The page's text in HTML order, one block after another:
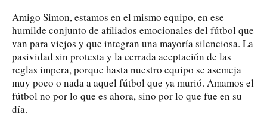
Amigo Simon, estamos en el mismo equipo, en ese
humilde conjunto de afiliados emocionales del fútbol que
van para viejos y que integran una mayoría silenciosa. La
pasividad sin protesta y la cerrada aceptación de las
reglas impera, porque hasta nuestro equipo se asemeja
muy poco o nada a aquel fútbol que ya murió. Amamos el
fútbol no por lo que es ahora, sino por lo que fue en su
día.